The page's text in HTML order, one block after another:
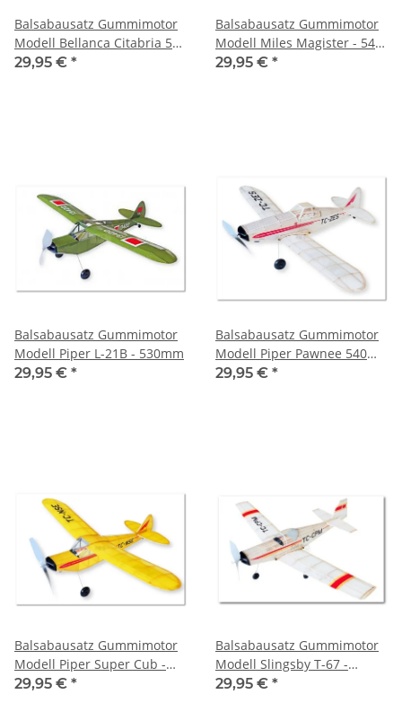
Balsabausatz Gummimotor
Modell Bellanca Citabria 540
mm
29,95 € *
Balsabausatz Gummimotor
Modell Miles Magister - 540
mm
29,95 € *
Balsabausatz Gummimotor
Modell Piper L-21B - 530mm
29,95 € *
Balsabausatz Gummimotor
Modell Piper Pawnee 540
mm
29,95 € *
Balsabausatz Gummimotor
Modell Piper Super Cub -
530 mm
29,95 € *
Balsabausatz Gummimotor
Modell Slingsby T-67 -
540mm
29,95 € *